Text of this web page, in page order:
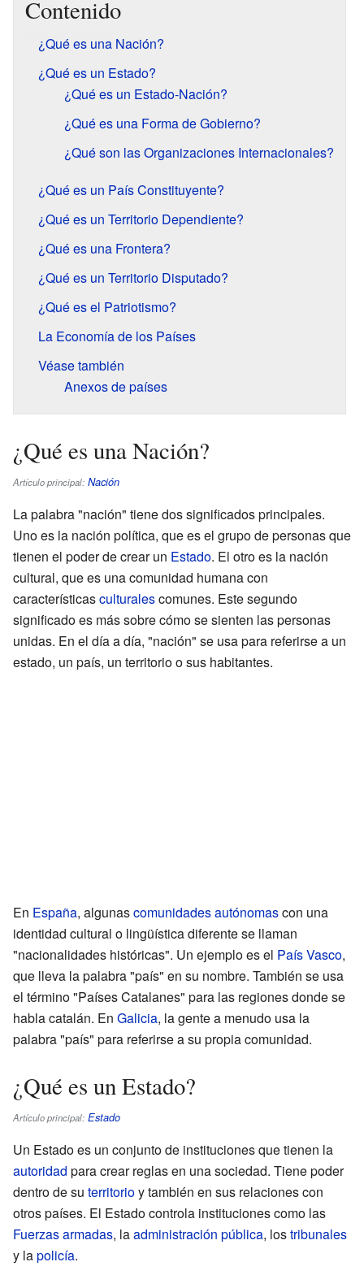
Contenido
¿Qué es una Nación?
¿Qué es un Estado?
¿Qué es un Estado-Nación?
¿Qué es una Forma de Gobierno?
¿Qué son las Organizaciones Internacionales?
¿Qué es un País Constituyente?
¿Qué es un Territorio Dependiente?
¿Qué es una Frontera?
¿Qué es un Territorio Disputado?
¿Qué es el Patriotismo?
La Economía de los Países
Véase también
Anexos de países
¿Qué es una Nación?
Artículo principal: Nación
La palabra "nación" tiene dos significados principales.
Uno es la nación política, que es el grupo de personas que
tienen el poder de crear un Estado. El otro es la nación
cultural, que es una comunidad humana con
característicasculturalescomunes. Este segundo
significado es más sobre cómo se sienten las personas
unidas. En el día a día, "nación" se usa para referirse a un
estado, un país, un territorio o sus habitantes.
En España, algunascomunidades autónomascon una
identidad cultural o lingüística diferente se llaman
"nacionalidades históricas". Un ejemplo es el País Vasco,
que lleva la palabra "país" en su nombre. También se usa
el término "Países Catalanes" para las regiones donde se
habla catalán. En Galicia, la gente a menudo usa la
palabra "país" para referirse a su propia comunidad.
¿Qué es un Estado?
Artículo principal: Estado
Un Estado es un conjunto de instituciones que tienen la
autoridad para crear reglas en una sociedad. Tiene poder
dentro de su territorioy también en sus relaciones con
otros países. El Estado controla instituciones como las
Fuerzas armadas, laadministración pública, lostribunales
y lapolicía.